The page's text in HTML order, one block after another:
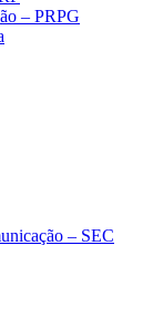
– PRPG
– SEC